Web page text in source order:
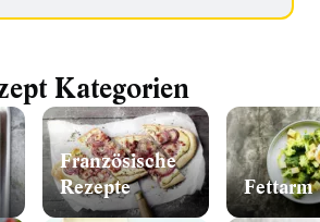
Kategorien
Französische
Rezepte
Fettarm